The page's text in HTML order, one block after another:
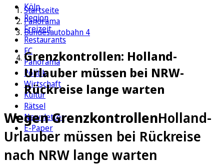
Köln
Region
Freizeit
Restaurants
FC
Panorama
Politik
Wirtschaft
Kultur
Rätsel
Newsletter
E-Paper
Startseite
Panorama
Bundesautobahn 4
Grenzkontrollen: Holland-
Urlauber müssen bei NRW-
Rückreise lange warten
Wegen GrenzkontrollenHolland-
Urlauber müssen bei Rückreise
nach NRW lange warten